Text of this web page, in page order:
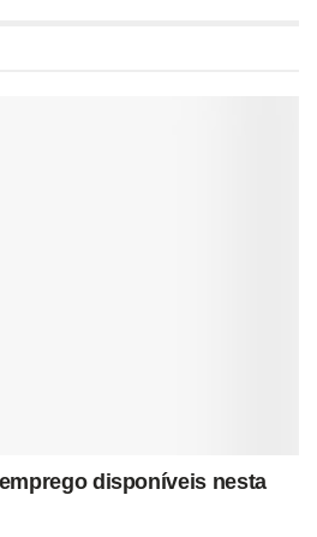
disponíveis nesta